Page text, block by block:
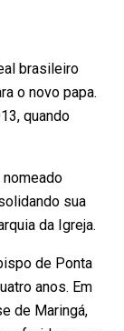
brasileiro
o novo papa.
quando
nomeado
sua
da Igreja.
de Ponta
anos. Em
de Maringá,